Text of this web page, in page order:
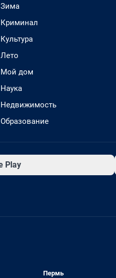
Зима
Криминал
Культура
Лето
Мой дом
Наука
Недвижимость
Образование
Play
Пермь